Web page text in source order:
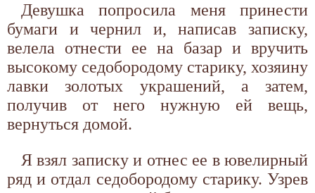
Девушка попросила меня принести
бумаги и чернил и, написав записку,
велела отнести ее на базар и вручить
высокому седобородому старику, хозяину
лавки золотых украшений, а затем,
получив от него нужную ей вещь,
вернуться домой.
Я взял записку и отнес ее в ювелирный
ряд и отдал седобородому старику. Узрев